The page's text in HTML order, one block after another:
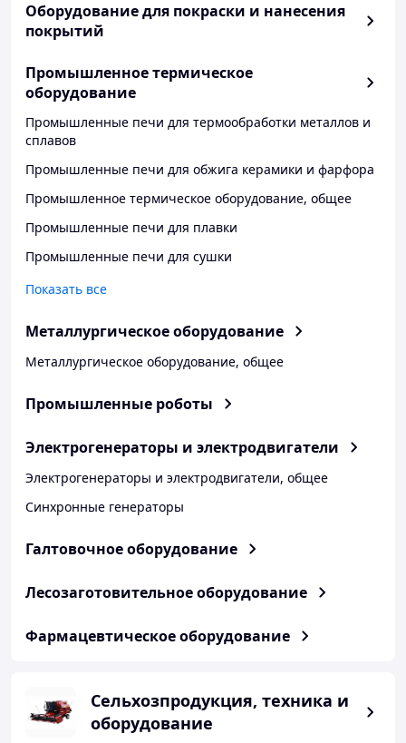
Оборудование для покраски и нанесения
покрытий
Промышленное термическое
оборудование
Промышленные печи для термообработки металлов и
сплавов
Промышленные печи для обжига керамики и фарфора
Промышленное термическое оборудование, общее
Промышленные печи для плавки
Промышленные печи для сушки
Показать все
Металлургическое оборудование
Металлургическое оборудование, общее
Промышленные роботы
Электрогенераторы и электродвигатели
Электрогенераторы и электродвигатели, общее
Синхронные генераторы
Галтовочное оборудование
Лесозаготовительное оборудование
Фармацевтическое оборудование
Сельхозпродукция, техника и
оборудование